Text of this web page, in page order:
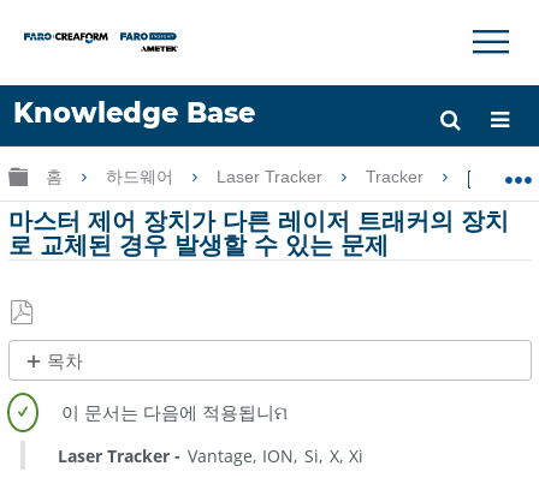
Knowledge Base
언어
도움 받기 로그인
×
글로벌 계층 확장/축소
홈 하드웨어 Laser Tracker Tracker 마스
마스터 제어 장치가 다른 레이저 트래커의 장치
로 교체된 경우 발생할 수 있는 문제
PDF
로
저
장
목차
제
목
없
음
Laser Tracker Vantage ION Si X Xi